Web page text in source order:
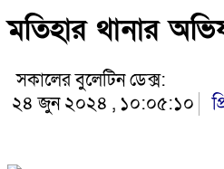
মতিহার থানার
সকালের বুলেটিন ডেক্স:
২৪ জুন ২০২৪ , ১০:০৫:১০